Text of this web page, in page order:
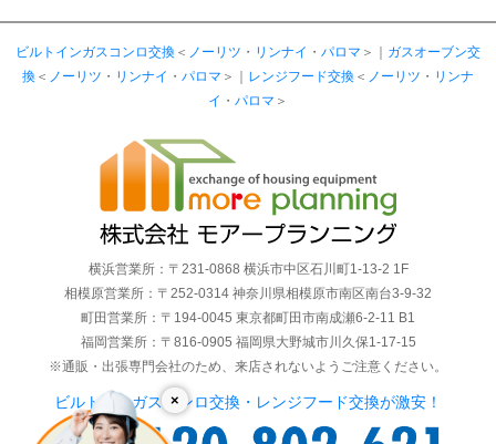
×
ビルトインガスコンロ交換 ＜ ノーリツ ・ リンナイ ・ パロマ ＞｜ ガスオーブン交
換 ＜ ノーリツ ・ リンナイ ・ パロマ ＞｜ レンジフード交換 ＜ ノーリツ ・ リンナ
イ ・ パロマ ＞
横浜営業所：〒231-0868 横浜市中区石川町1-13-2 1F
相模原営業所：〒252-0314 神奈川県相模原市南区南台3-9-32
町田営業所：〒194-0045 東京都町田市南成瀬6-2-11 B1
福岡営業所：〒816-0905 福岡県大野城市川久保1-17-15
※通販・出張専門会社のため、来店されないようご注意ください。
ビルトインガスコンロ交換・レンジフード交換が激安！